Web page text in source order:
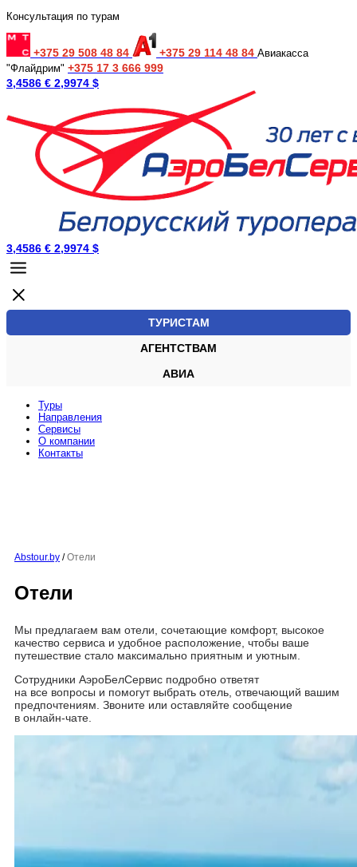
Консультация по турам
+375 29 508 48 84 +375 29 114 48 84 Авиакасса
"Флайдрим" +375 17 3 666 999
3,4586 € 2,9974 $
3,4586 € 2,9974 $
ТУРИСТАМ
АГЕНТСТВАМ
АВИА
Туры
Направления
Сервисы
O компании
Контакты
Abstour.by / Отели
Отели
Мы предлагаем вам отели, сочетающие комфорт, высокое
качество сервиса и удобное расположение, чтобы ваше
путешествие стало максимально приятным и уютным.
Сотрудники АэроБелСервис подробно ответят
на все вопросы и помогут выбрать отель, отвечающий вашим
предпочтениям. Звоните или оставляйте сообщение
в онлайн-чате.